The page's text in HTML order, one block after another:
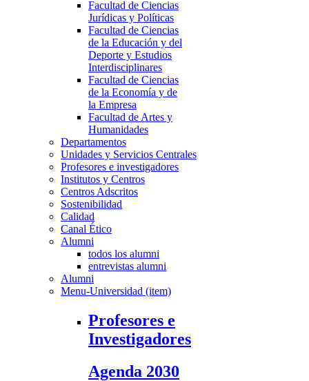
Facultad de Ciencias
Jurídicas y Políticas
Facultad de Ciencias
de la Educación y del
Deporte y Estudios
Interdisciplinares
Facultad de Ciencias
de la Economía y de
la Empresa
Facultad de Artes y
Humanidades
Departamentos
Unidades y Servicios Centrales
Profesores e investigadores
Institutos y Centros
Centros Adscritos
Sostenibilidad
Calidad
Canal Ético
Alumni
todos los alumni
entrevistas alumni
Alumni
Menu-Universidad (item)
Profesores e
Investigadores
Agenda 2030